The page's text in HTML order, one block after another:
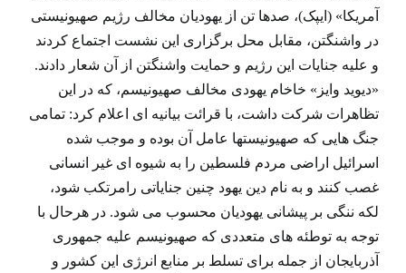
آمریکا» (ایپک)، صدها تن از یهودیان مخالف رژیم صهیونیستی
در واشنگتن، مقابل محل برگزاری این نشست اجتماع کردند
و علیه جنایات این رژیم و حمایت واشنگتن از آن شعار دادند.
«دیوید وایز» خاخام یهودی مخالف صهیونیسم، که در این
تظاهرات شرکت داشت، با قرائت بیانیه ای اعلام کرد: تمامی
جنگ هایی که صهیونیستها عامل آن بوده و موجب شده
اسرائیل اراضی مردم فلسطین را به شیوه ای غیر انسانی
غصب کنند و به نام دین یهود چنین جنایاتی رامرتکب شود،
لکه ننگی بر پیشانی یهودیان محسوب می شود. در هرحال با
توجه به توطئه های متعددی که صهیونیسم علیه جمهوری
آذربایجان از جمله برای تسلط بر منابع انرژی این کشور و